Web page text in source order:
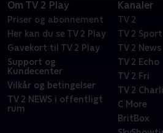
Om TV 2 Play
Priser og abonnement
Her kan du se TV 2 Play
Gavekort til TV 2 Play
Support og
Kundecenter
Vilkår og betingelser
TV 2 NEWS i offentligt
rum
Kanaler
TV 2
TV 2 Sport
TV 2 News
TV 2 Echo
TV 2 Fri
TV 2
C More
BritBox